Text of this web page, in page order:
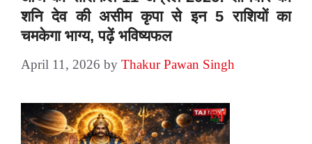
शनि देव की असीम कृपा से इन 5 राशियों का
चमकेगा भाग्य, पढ़ें भविष्यफल
April 11, 2026 by Thakur Pawan Singh